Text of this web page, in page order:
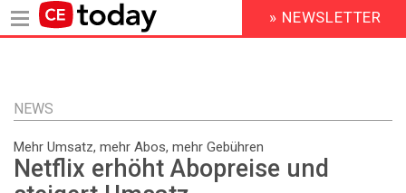
Inhalt
HEADER
MENU
» NEWSLETTER
NEWS
Mehr Umsatz, mehr Abos, mehr Gebühren
Netflix erhöht Abopreise und